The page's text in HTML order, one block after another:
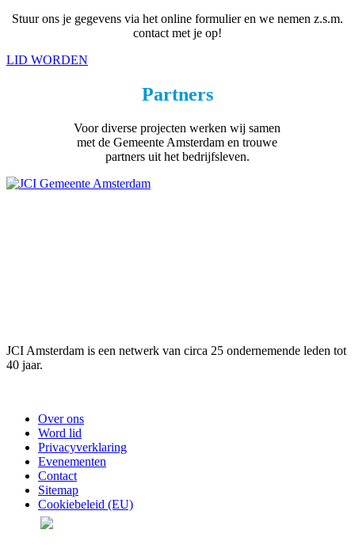
Stuur ons je gegevens via het online formulier en we nemen z.s.m.
contact met je op!
LID WORDEN
Partners
Voor diverse projecten werken wij samen
met de Gemeente Amsterdam en trouwe
partners uit het bedrijfsleven.
JCI Amsterdam is een netwerk van circa 25 ondernemende leden tot
40 jaar.
Over ons
Word lid
Privacyverklaring
Evenementen
Contact
Sitemap
Cookiebeleid (EU)